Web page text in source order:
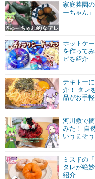
家庭菜園
ーちゃん
ホットケ
を作って
ピを紹介
テキトー
介！ タレ
品がお手
河川敷で
みた！ 自
いうまそ
ミスドの
タレが絶
紹介